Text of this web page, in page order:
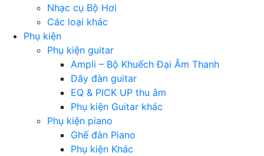
Nhạc cụ Bộ Hơi
Các loại khác
Phụ kiện
Phụ kiện guitar
Ampli – Bộ Khuếch Đại Âm Thanh
Dây đàn guitar
EQ & PICK UP thu âm
Phụ kiện Guitar khác
Phụ kiện piano
Ghế đàn Piano
Phụ kiện Khác